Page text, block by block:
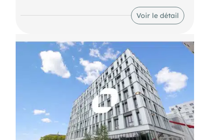
génération de 271 m² non divisibles à la location.
Bus Bus RER Noisy - Champs (A) Route N104
Voir le détail